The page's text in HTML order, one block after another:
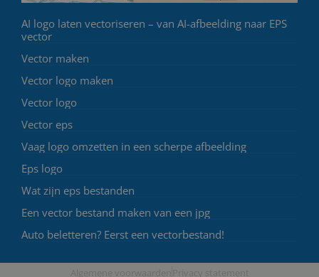
AI logo laten vectoriseren – van AI-afbeelding naar EPS
vector
Vector maken
Vector logo maken
Vector logo
Vector eps
Vaag logo omzetten in een scherpe afbeelding
Eps logo
Wat zijn eps bestanden
Een vector bestand maken van een jpg
Auto beletteren? Eerst een vectorbestand!